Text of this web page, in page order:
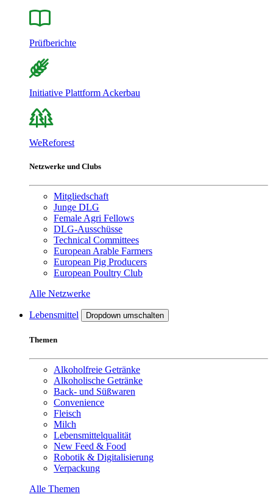
Prüfberichte
Initiative Plattform Ackerbau
WeReforest
Netzwerke und Clubs
Mitgliedschaft
Junge DLG
Female Agri Fellows
DLG-Ausschüsse
Technical Committees
European Arable Farmers
European Pig Producers
European Poultry Club
Alle Netzwerke
Lebensmittel Dropdown umschalten
Themen
Alkoholfreie Getränke
Alkoholische Getränke
Back- und Süßwaren
Convenience
Fleisch
Milch
Lebensmittelqualität
New Feed & Food
Robotik & Digitalisierung
Verpackung
Alle Themen